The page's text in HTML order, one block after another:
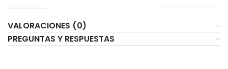
VALORACIONES (0)
PREGUNTAS Y RESPUESTAS